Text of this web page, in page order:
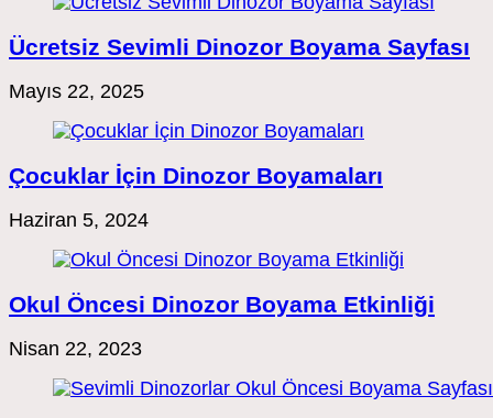
Ücretsiz Sevimli Dinozor Boyama Sayfası
Mayıs 22, 2025
Çocuklar İçin Dinozor Boyamaları
Haziran 5, 2024
Okul Öncesi Dinozor Boyama Etkinliği
Nisan 22, 2023